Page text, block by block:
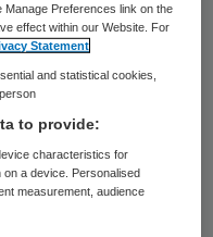
een
en Keer. Die
beter moeten
hem echter
uit dat de
Preferences link on the
effect within our Website. For
Statement
and statistical cookies,
to provide:
characteristics for
a device. Personalised
measurement, audience